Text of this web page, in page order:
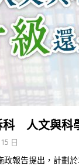
科 人文與科
日
政報告提出，計劃